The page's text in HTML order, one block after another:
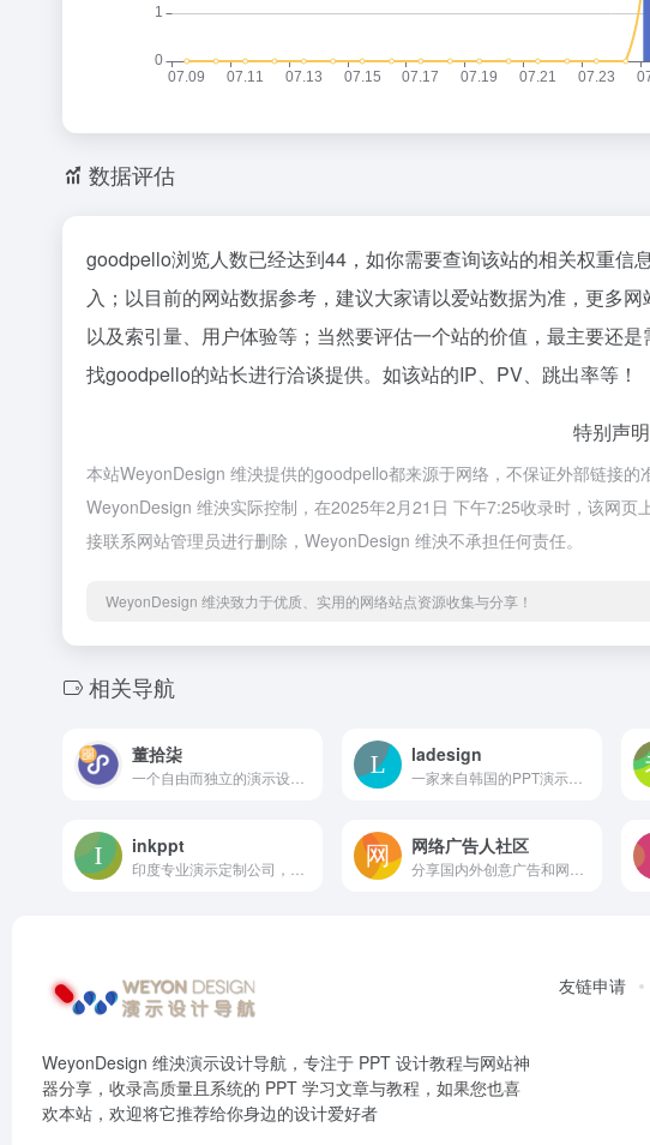
数据评估
goodpello浏览人数已经达到44，如你需要查询该站的相关权重信
入；以目前的网站数据参考，建议大家请以爱站数据为准，更多
以及索引量、用户体验等；当然要评估一个站的价值，最主要还
找goodpello的站长进行洽谈提供。如该站的IP、PV、跳出率等！
特别声明
本站WeyonDesign 维泱提供的goodpello都来源于网络，不保证外部链接
WeyonDesign 维泱实际控制，在2025年2月21日 下午7:25收录时，该网
接联系网站管理员进行删除，WeyonDesign 维泱不承担任何责任。
WeyonDesign 维泱致力于优质、实用的网络站点资源收集与分享！
相关导航
董拾柒 ladesign
一家来自韩国的PPT演示设计公司，官网有部分比较老的静态案例
inkppt 网络广告人社区
WeyonDesign 维泱演示设计导航，专注于 PPT 设计教程与网站神
器分享，收录高质量且系统的 PPT 学习文章与教程，如果您也喜
欢本站，欢迎将它推荐给你身边的设计爱好者
友链申请